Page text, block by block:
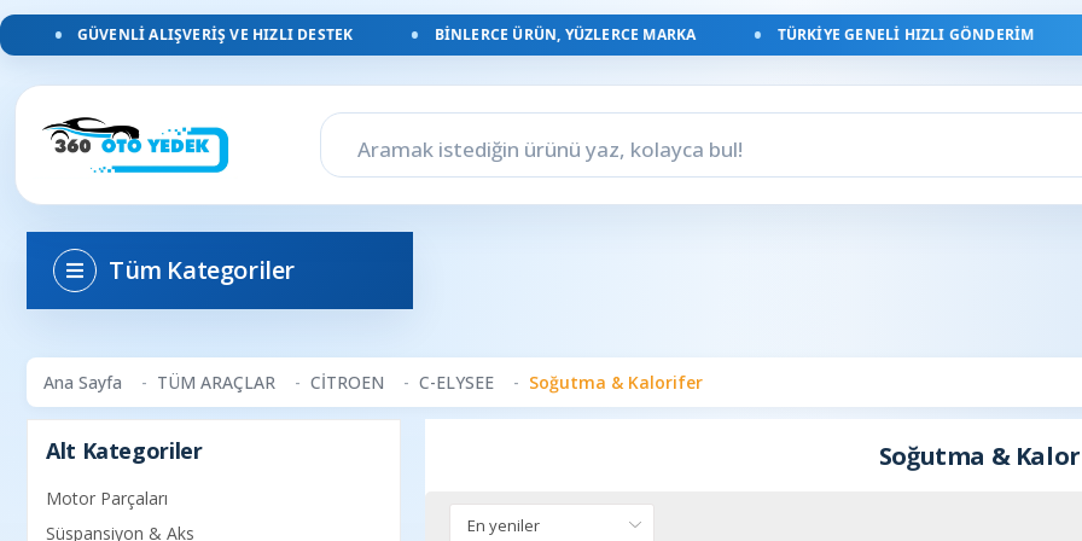
GÜVENLI ALIŞVERIŞ VE HIZLI DESTEK BINLERCE ÜRÜN, YÜZLERCE MARKA TÜRKIYE GENELI HIZLI GÖNDERIM
Tüm Kategoriler
Ana Sayfa TÜM ARAÇLAR CİTROEN C-ELYSEE Soğutma & Kalorifer
Alt Kategoriler
Motor Parçaları
Süspansiyon & Aks
Soğutma &